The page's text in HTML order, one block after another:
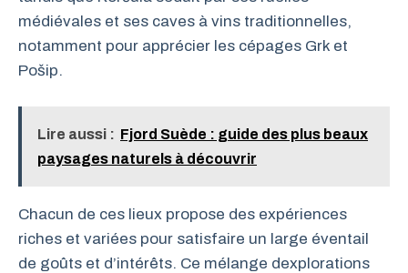
médiévales et ses caves à vins traditionnelles,
notamment pour apprécier les cépages Grk et
Pošip.
Lire aussi : Fjord Suède : guide des plus beaux
paysages naturels à découvrir
Chacun de ces lieux propose des expériences
riches et variées pour satisfaire un large éventail
de goûts et d’intérêts. Ce mélange dexplorations